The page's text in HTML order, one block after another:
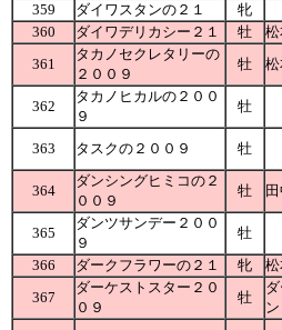
359
ダイワスタンの２１ 牝
360
ダイワデリカシー２１ 牡
361
タカノセクレタリーの
２００９
牡
362
タカノヒカルの２００
９
牡
363 タスクの２００９ 牡
364
ダンシングヒミコの２
００９
牡
365
ダンツサンデー２００
９
牡
366
ダークフラワーの２１ 牝
367
ダーケストスター２０
０９
牡
ン